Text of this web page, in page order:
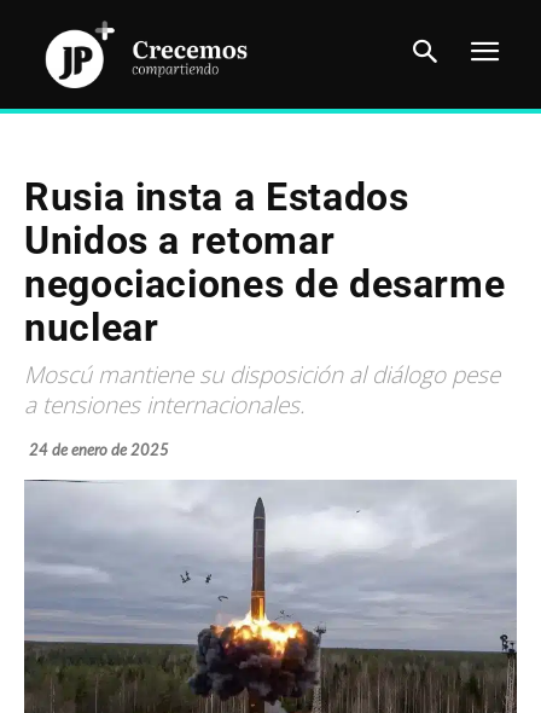
Rusia insta a Estados
Unidos a retomar
negociaciones de desarme
nuclear
Moscú mantiene su disposición al diálogo pese
a tensiones internacionales.
24 de enero de 2025